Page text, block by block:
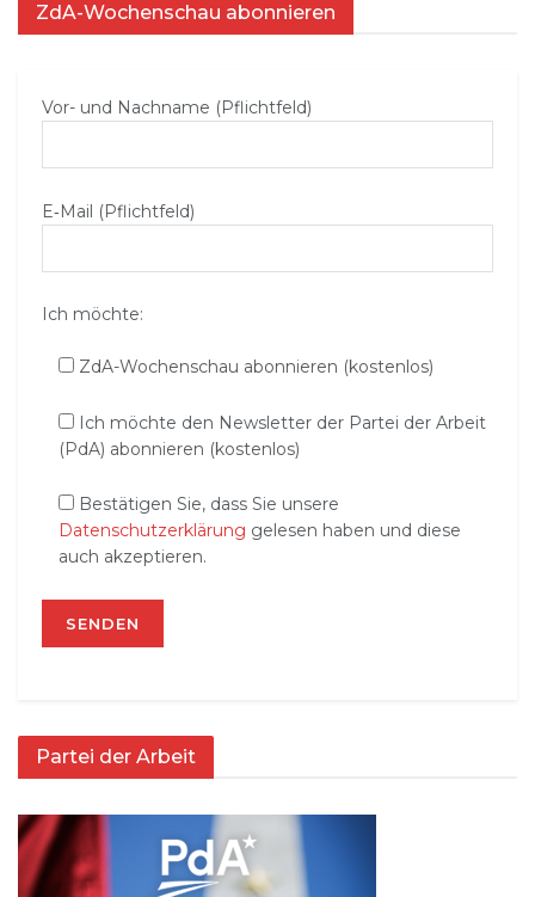
ZdA-Wochenschau abonnieren
Vor- und Nachname (Pflichtfeld)
E‑Mail (Pflichtfeld)
Ich möchte:
ZdA-Wochenschau abonnieren (kostenlos)
Ich möchte den Newsletter der Partei der Arbeit
(PdA) abonnieren (kostenlos)
Bestätigen Sie, dass Sie unsere
Datenschutzerklärung gelesen haben und diese
auch akzeptieren.
Partei der Arbeit